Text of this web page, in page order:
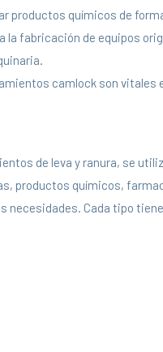
productos químicos de
fabricación de equipos
camlock son vitales
de leva y ranura, se
productos químicos,
necesidades. Cada tipo